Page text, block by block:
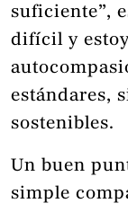
suficiente”,
difícil y
estándares,
sostenibles.
Un buen
simple